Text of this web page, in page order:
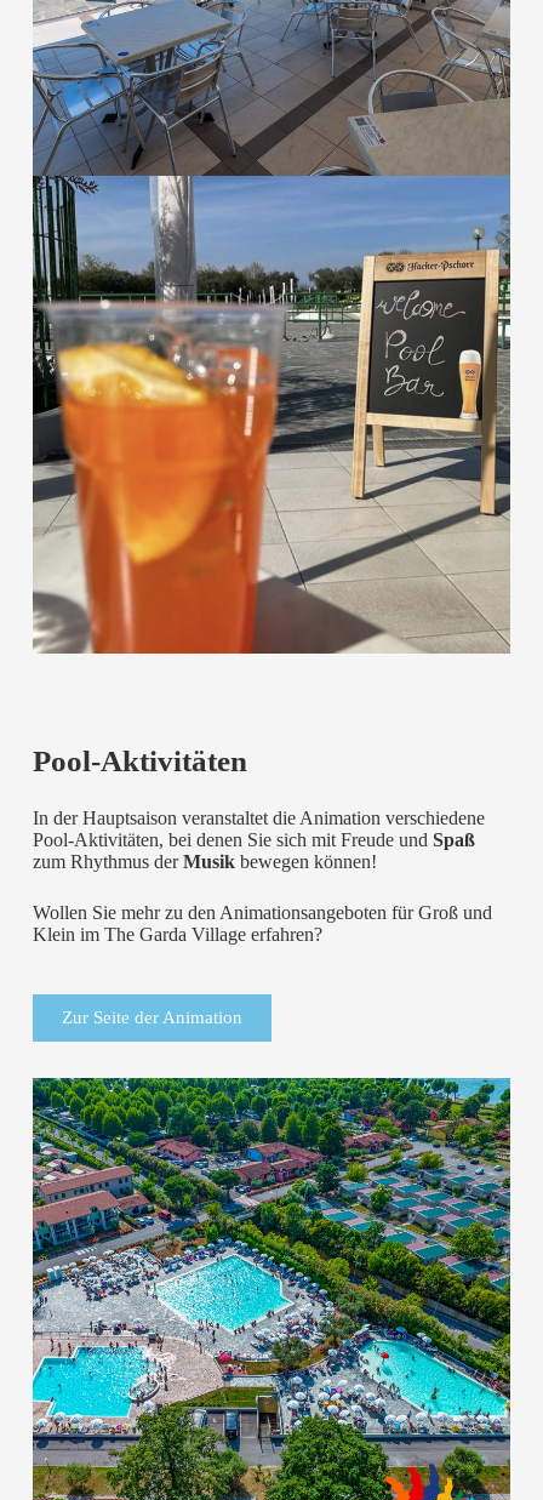
Pool-Aktivitäten
In der Hauptsaison veranstaltet die Animation verschiedene
Pool-Aktivitäten, bei denen Sie sich mit Freude und Spaß
zum Rhythmus derMusikbewegen können!
Wollen Sie mehr zu den Animationsangeboten für Groß und
Klein im The Garda Village erfahren?
Zur Seite der Animation